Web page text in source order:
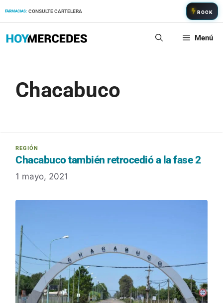
FARMACIAS: CONSULTE CARTELERA ROCK
Menú
Chacabuco
Chacabuco también retrocedió a la fase 2
1 mayo, 2021